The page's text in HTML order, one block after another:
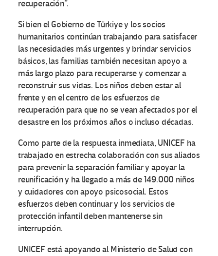
recuperación”.
Si bien el Gobierno de Türkiye y los socios
humanitarios continúan trabajando para satisfacer
las necesidades más urgentes y brindar servicios
básicos, las familias también necesitan apoyo a
más largo plazo para recuperarse y comenzar a
reconstruir sus vidas. Los niños deben estar al
frente y en el centro de los esfuerzos de
recuperación para que no se vean afectados por el
desastre en los próximos años o incluso décadas.
Como parte de la respuesta inmediata, UNICEF ha
trabajado en estrecha colaboración con sus aliados
para prevenir la separación familiar y apoyar la
reunificación y ha llegado a más de 149.000 niños
y cuidadores con apoyo psicosocial. Estos
esfuerzos deben continuar y los servicios de
protección infantil deben mantenerse sin
interrupción.
UNICEF está apoyando al Ministerio de Salud con